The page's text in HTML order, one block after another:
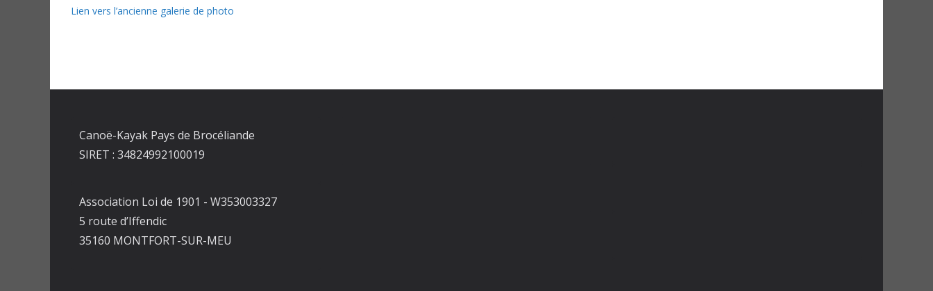
Lien vers l’ancienne galerie de photo
Canoë-Kayak Pays de Brocéliande
SIRET : 34824992100019
Association Loi de 1901 - W353003327
5 route d’Iffendic
35160 MONTFORT-SUR-MEU